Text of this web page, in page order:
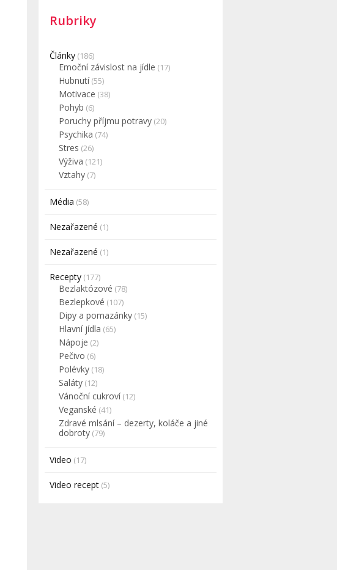
Rubriky
Články (186)
Emoční závislost na jídle (17)
Hubnutí(55)
Motivace (38)
Pohyb (6)
Poruchy příjmu potravy (20)
Psychika (74)
Stres (26)
Výživa (121)
Vztahy (7)
Média (58)
Nezařazené (1)
Nezařazené (1)
Recepty (177)
Bezlaktózové (78)
Bezlepkové (107)
Dipy a pomazánky (15)
Hlavní jídla (65)
Nápoje (2)
Pečivo (6)
Polévky (18)
Saláty (12)
Vánoční cukroví(12)
Veganské (41)
Zdravé mlsání – dezerty, koláče a jiné
dobroty (79)
Video (17)
Video recept (5)